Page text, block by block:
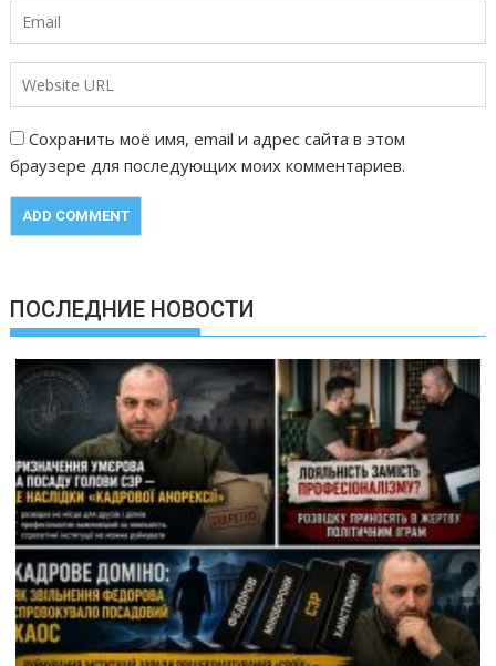
Сохранить моё имя, email и адрес сайта в этом
браузере для последующих моих комментариев.
ПОСЛЕДНИЕ НОВОСТИ